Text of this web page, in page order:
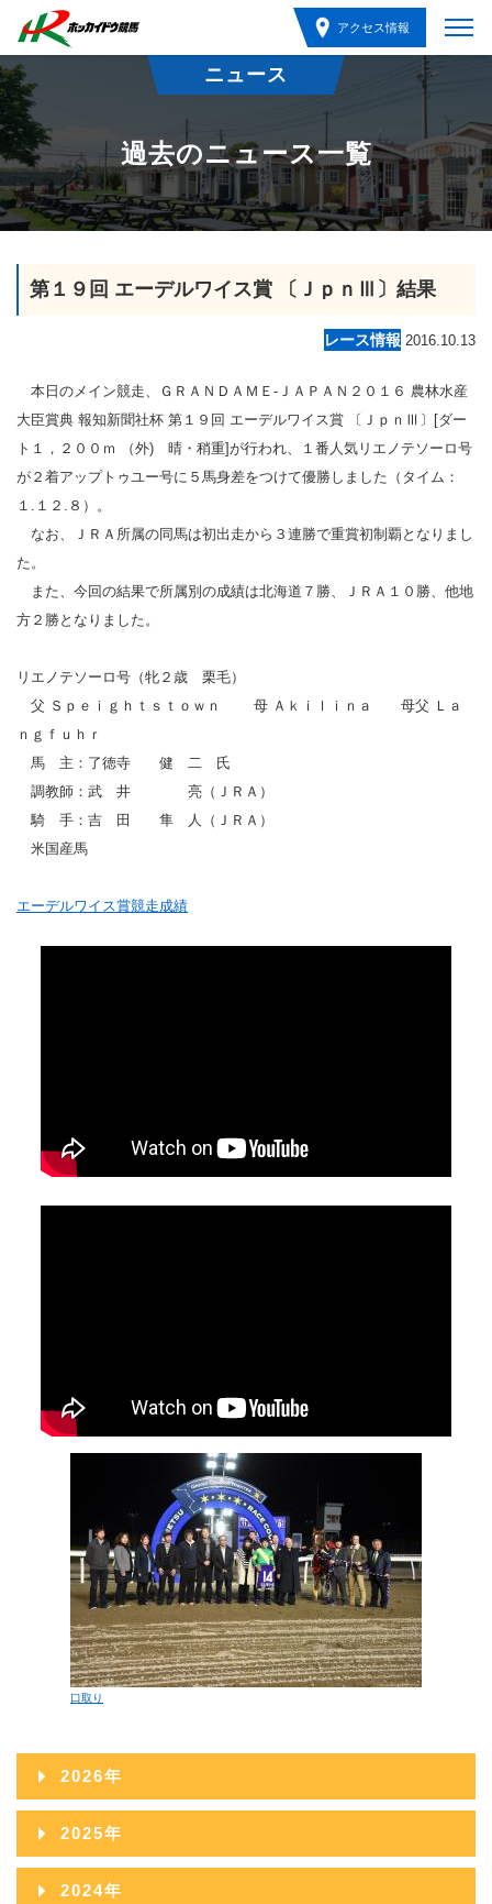
アクセス情報
ニュース
過去のニュース一覧
第１９回 エーデルワイス賞 〔ＪｐｎⅢ〕結果
レース情報 2016.10.13
本日のメイン競走、ＧＲＡＮＤＡＭＥ‐ＪＡＰＡＮ２０１６ 農林水産
大臣賞典 報知新聞社杯 第１９回 エーデルワイス賞 〔ＪｐｎⅢ〕[ダー
ト１，２００ｍ （外) 晴・稍重]が行われ、１番人気リエノテソーロ号
が２着アップトゥユー号に５馬身差をつけて優勝しました（タイム：
１.１２.８）。
なお、ＪＲＡ所属の同馬は初出走から３連勝で重賞初制覇となりまし
た。
また、今回の結果で所属別の成績は北海道７勝、ＪＲＡ１０勝、他地
方２勝となりました。
リエノテソーロ号（牝２歳 栗毛）
父 Ｓｐｅｉｇｈｔｓｔｏｗｎ 母 Ａｋｉｌｉｎａ 母父 Ｌａ
ｎｇｆｕｈｒ
馬 主：了徳寺 健 二 氏
調教師：武 井 亮（ＪＲＡ）
騎 手：吉 田 隼 人（ＪＲＡ）
米国産馬
エーデルワイス賞競走成績
口取り
2026年
2026年08月
2026年07月
2025年
2025年12月
2024年